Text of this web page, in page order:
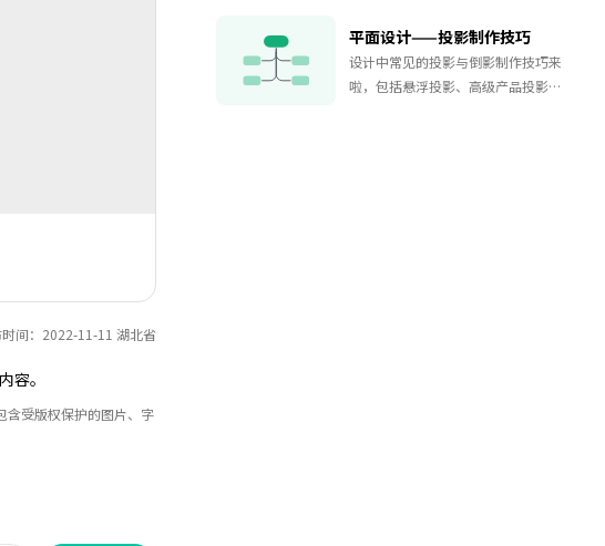
时间：2022-11-11 湖北省
容。
含受版权保护的图片、字
平面设计——投影制作技巧
设计中常见的投影与倒影制作技巧来
啦，包括悬浮投影、高级产品投影、